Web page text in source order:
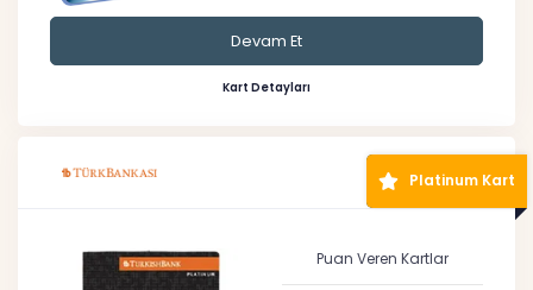
Devam Et
Kart Detayları
Platinum Kart
Puan Veren Kartlar